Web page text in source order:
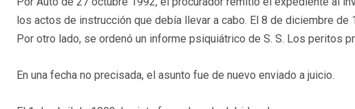
los actos de instrucción que debía llevar a cabo. El 8 de diciembre
Por otro lado, se ordenó un informe psiquiátrico de S. S. Los peritos
En una fecha no precisada, el asunto fue de nuevo enviado a juicio.